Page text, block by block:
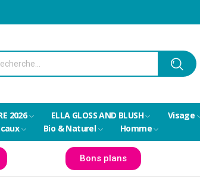
2026 ELLA GLOSS AND BLUSH Visage
Bio & Naturel Homme
Bons plans